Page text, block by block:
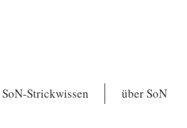
SoN-Strickwissen über SoN